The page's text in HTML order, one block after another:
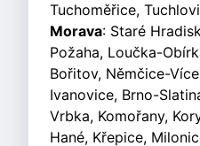
Tuchoměřice,
Morava: Staré
Požaha, Loučka-
Bořitov, Němčice-
Ivanovice, Brno-
Vrbka, Komořany,
Hané, Křepice,